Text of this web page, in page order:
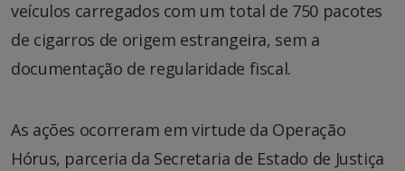
veículos carregados com um total de 750 pacotes
de cigarros de origem estrangeira, sem a
documentação de regularidade fiscal.
As ações ocorreram em virtude da Operação
Hórus, parceria da Secretaria de Estado de Justiça